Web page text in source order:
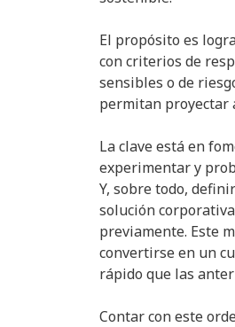
El propósito es
con criterios de
sensibles o de
permitan proyectar
La clave está en
experimentar y
Y, sobre todo,
solución
previamente. Este
convertirse en un
rápido que las
Contar con este